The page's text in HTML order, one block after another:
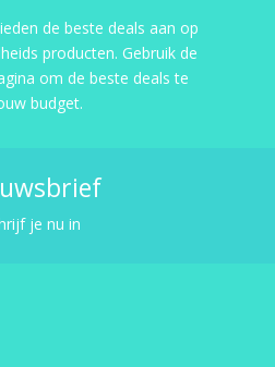
de beste deals aan op
producten. Gebruik de
om de beste deals te
budget.
je nu in